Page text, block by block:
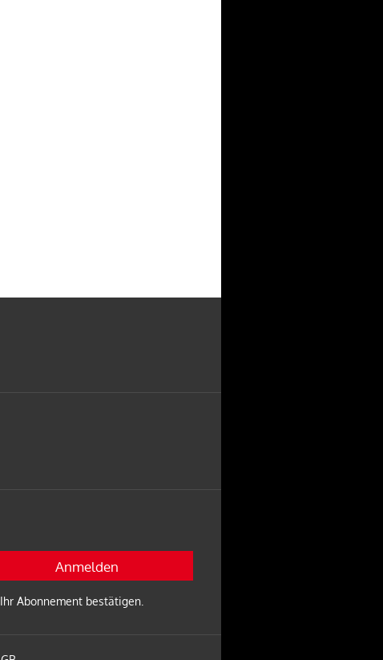
Abonnement bestätigen.